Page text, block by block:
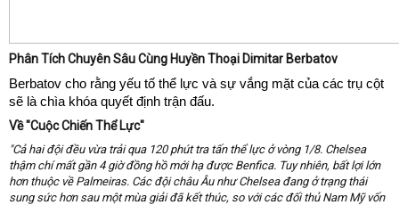
Phân Tích Chuyên Sâu Cùng Huyền Thoại Dimitar Berbatov
Berbatov cho rằng yếu tố thể lực và sự vắng mặt của các trụ cột
sẽ là chìa khóa quyết định trận đấu.
Về "Cuộc Chiến Thể Lực"
"Cả hai đội đều vừa trải qua 120 phút tra tấn thể lực ở vòng 1/8. Chelsea
thậm chí mất gần 4 giờ đồng hồ mới hạ được Benfica. Tuy nhiên, bất lợi lớn
hơn thuộc về Palmeiras. Các đội châu Âu như Chelsea đang ở trạng thái
sung sức hơn sau một mùa giải đã kết thúc, so với các đối thủ Nam Mỹ vốn